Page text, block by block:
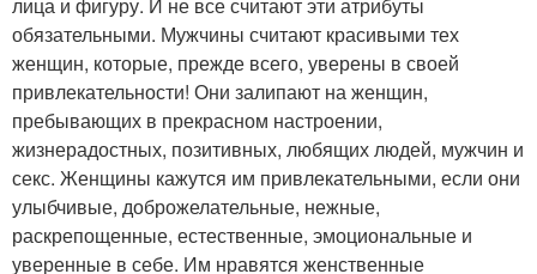
обязательными. Мужчины считают красивыми тех
женщин, которые, прежде всего, уверены в своей
привлекательности! Они залипают на женщин,
пребывающих в прекрасном настроении,
жизнерадостных, позитивных, любящих людей, мужчин и
секс. Женщины кажутся им привлекательными, если они
улыбчивые, доброжелательные, нежные,
раскрепощенные, естественные, эмоциональные и
уверенные в себе. Им нравятся женственные